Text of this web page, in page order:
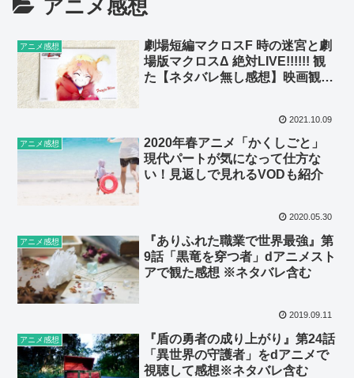
アニメ感想
アニメ感想
劇場短編マクロスF 時の迷宮と劇
場版マクロスΔ 絶対LIVE!!!!!! 観
た【ネタバレ無し感想】映画観る
2021.10.09
アニメ感想
2020年春アニメ「かくしごと」
現代パートが気になって仕方な
い！見返しで見れるVODも紹介
2020.05.30
アニメ感想
『ありふれた職業で世界最強』第
9話「黒竜を穿つ者」dアニメスト
アで観た感想 ※ネタバレ含む
2019.09.11
アニメ感想
『盾の勇者の成り上がり』第24話
「異世界の守護者」をdアニメで
視聴して感想※ネタバレ含む